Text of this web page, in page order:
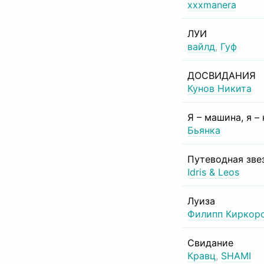
xxxmanera
ЛУИ
вайлд, Гуф
ДОСВИДАНИЯ
Кунов Никита
Я – машина, я –
Бьянка
Путеводная
Idris & Leos
Луиза
Филипп
Свидание
Кравц, SHAMI